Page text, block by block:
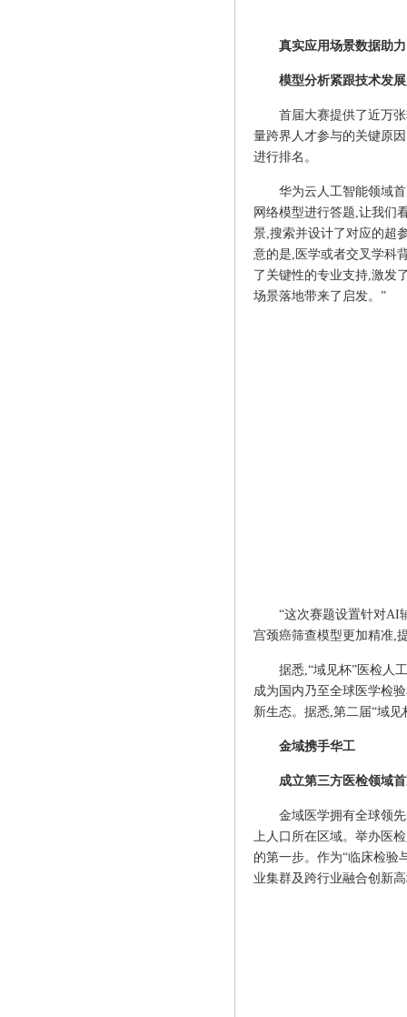
真实应用场景数据助力
模型分析紧跟技术发
首届大赛提供了近万
量跨界人才参与的关键原
进行排名。
华为云人工智能领域
网络模型进行答题,让我们
景,搜索并设计了对应的超
意的是,医学或者交叉学科
了关键性的专业支持,激发
场景落地带来了启发。”
“这次赛题设置针对AI
宫颈癌筛查模型更加精准,
据悉,“域见杯”医检人
成为国内乃至全球医学检
新生态。据悉,第二届“域
金域携手华工
成立第三方医检领域
金域医学拥有全球领
上人口所在区域。举办医
的第一步。作为“临床检验
业集群及跨行业融合创新